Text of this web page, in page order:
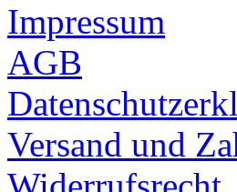
Impressum
AGB
Versand und